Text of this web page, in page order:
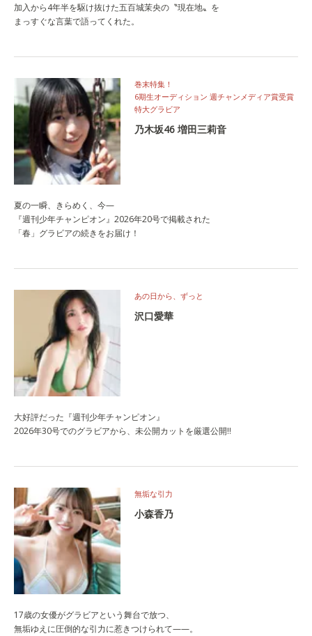
加入から4年半を駆け抜けた五百城茉央の〝現在地〟を
まっすぐな言葉で語ってくれた。
巻末特集！
6期生オーディション 週チャンメディア賞受賞
特大グラビア
乃木坂46 増田三莉音
夏の一瞬、きらめく、今—
『週刊少年チャンピオン』2026年20号で掲載された
「春」グラビアの続きをお届け！
あの日から、ずっと
沢口愛華
大好評だった『週刊少年チャンピオン』
2026年30号でのグラビアから、未公開カットを厳選公開!!
無垢な引力
小森香乃
17歳の女優がグラビアという舞台で放つ、
無垢ゆえに圧倒的な引力に惹きつけられて——。